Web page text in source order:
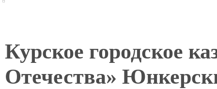
Курское городское
Отечества»